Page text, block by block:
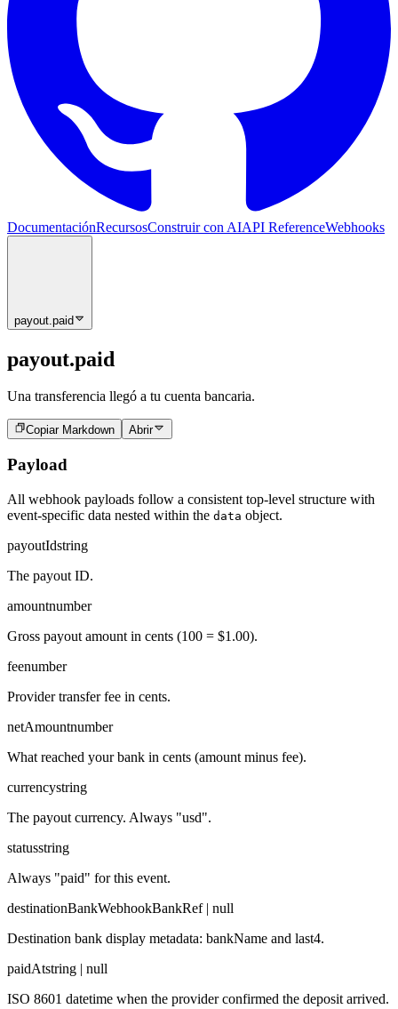
DocumentaciónRecursosConstruir con AIAPI ReferenceWebhooks
payout.paid
payout.paid
Una transferencia llegó a tu cuenta bancaria.
Copiar Markdown Abrir
Payload
All webhook payloads follow a consistent top-level structure with
event-specific data nested within the data object.
payoutIdstring
The payout ID.
amountnumber
Gross payout amount in cents (100 = $1.00).
feenumber
Provider transfer fee in cents.
netAmountnumber
What reached your bank in cents (amount minus fee).
currencystring
The payout currency. Always "usd".
statusstring
Always "paid" for this event.
destinationBankWebhookBankRef | null
Destination bank display metadata: bankName and last4.
paidAtstring | null
ISO 8601 datetime when the provider confirmed the deposit arrived.